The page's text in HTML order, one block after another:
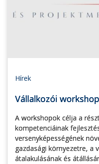
Hírek
Vállalkozói
A workshopok célja a
kompetenciáinak
versenyképességének
gazdasági környezetre, a
átalakulásának és